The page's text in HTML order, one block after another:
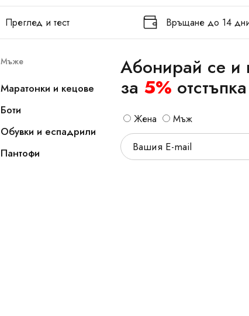
Преглед и тест Връщане до 14
Мъже
Маратонки и кецове
Боти
Обувки и еспадрили
Пантофи
Абонирай се и
за 5% отстъпка
Жена Мъж